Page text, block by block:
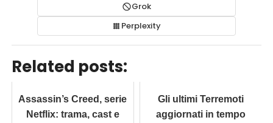
Grok
Perplexity
Related posts:
Assassin’s Creed, serie
Netflix: trama, cast e
Gli ultimi Terremoti
aggiornati in tempo